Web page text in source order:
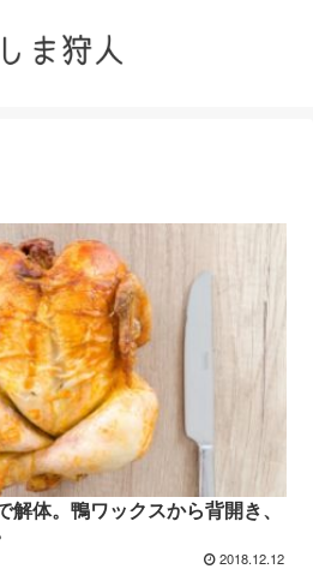
解体。鴨ワックスから背開き、
2018.12.12